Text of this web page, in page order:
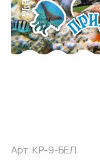
Арт. КР-9-БЕЛ